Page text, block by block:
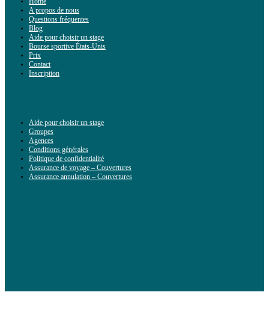
A propos de nous
Questions fréquentes
Blog
Aide pour choisir un stage
Bourse sportive États-Unis
Prix
Contact
Inscription
Aide pour choisir un stage
Groupes
Agences
Conditions générales
Politique de confidentialité
Assurance de voyage – Couvertures
Assurance annulation – Couvertures